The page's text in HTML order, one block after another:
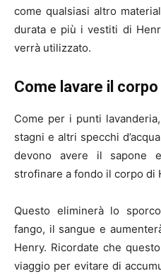
come qualsiasi altro
durata e più i vestiti di
verrà utilizzato.
Come lavare il
Come per i punti
stagni e altri specchi
devono avere il sapone
strofinare a fondo il corpo di
Questo eliminerà lo
fango, il sangue e
Henry. Ricordate che
viaggio per evitare di